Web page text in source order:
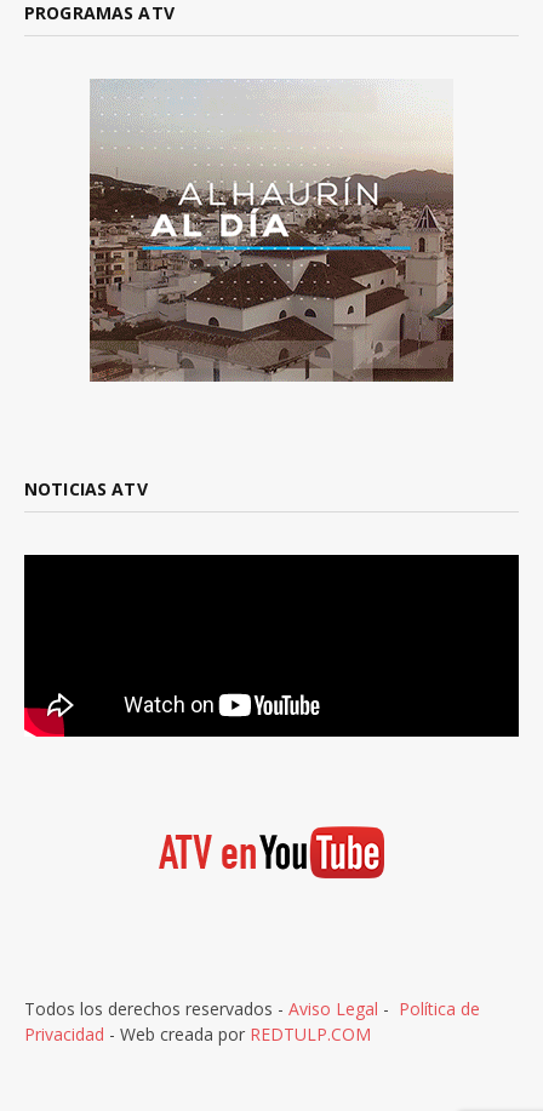
PROGRAMAS ATV
NOTICIAS ATV
Todos los derechos reservados - Aviso Legal - Política de
Privacidad - Web creada por REDTULP.COM